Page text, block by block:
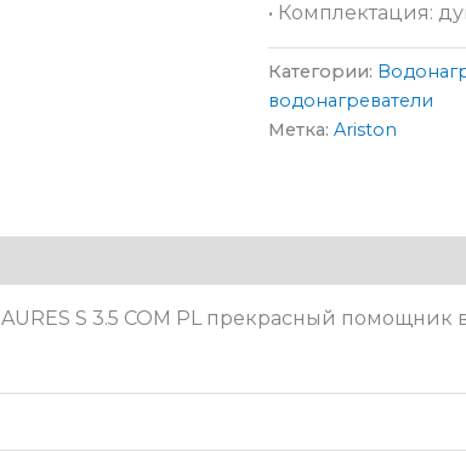
• Комплектация:
Категории:
водонагреватели
Метка:Ariston
AURES S 3.5 COM PL прекрасный